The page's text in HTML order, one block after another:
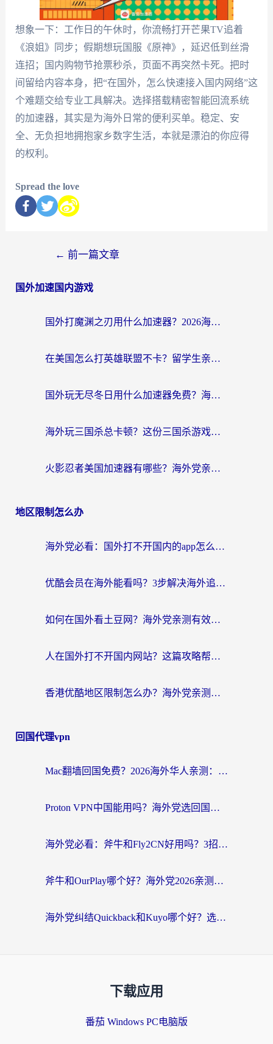
想象一下：工作日的午休时，你流畅打开芒果TV追着
《浪姐》同步；假期想玩国服《原神》，延迟低到丝滑
连招；国内购物节抢票秒杀，页面不再突然卡死。把时
间留给内容本身，把“在国外，怎么快速接入国内网络”这
个难题交给专业工具解决。选择搭载精密智能回流系统
的加速器，其实是为海外日常的便利买单。稳定、安
全、无负担地拥抱家乡数字生活，本就是漂泊的你应得
的权利。
Spread the love
← 前一篇文章
国外加速国内游戏
国外打魔渊之刃用什么加速器？2026海外玩家国服游戏加速全攻略（附闪耀暖暖&复苏的魔女避坑指南）
在美国怎么打英雄联盟不卡？留学生亲测的国服游戏加速全攻略
国外玩无尽冬日用什么加速器免费？海外党国服游戏加速避坑指南
海外玩三国杀总卡顿？这份三国杀游戏加速器指南帮你告别延迟烦恼
火影忍者美国加速器有哪些？海外党亲测的国服游戏加速全攻略（含菲律宾玩三国之刃守望黎明技巧）
地区限制怎么办
海外党必看：国外打不开国内的app怎么办？3步解决你的乡愁
优酷会员在海外能看吗？3步解决海外追剧难题，附实测好用加速器推荐
如何在国外看土豆网？海外党亲测有效的追剧加速器选择指南
人在国外打不开国内网站？这篇攻略帮你无缝解锁国内资源（附交管12123使用技巧）
香港优酷地区限制怎么办？海外党亲测有效的追剧解决方案
回国代理vpn
Mac翻墙回国免费？2026海外华人亲测：从CCTV5直播到国内APP，这样选加速器才靠谱
Proton VPN中国能用吗？海外党选回国加速器的避坑指南（附番茄加速器实测）
海外党必看：斧牛和Fly2CN好用吗？3招教你选对回国加速器（附免费试用攻略）
斧牛和OurPlay哪个好？海外党2026亲测：选对加速器，国内资源秒加载
海外党纠结Quickback和Kuyo哪个好？选对回国加速器才能无缝刷国内资源
下载应用
番茄 Windows PC电脑版